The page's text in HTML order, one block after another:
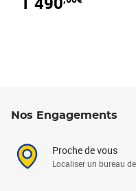
Nos Engagements
Proche de vous
Localiser un bureau